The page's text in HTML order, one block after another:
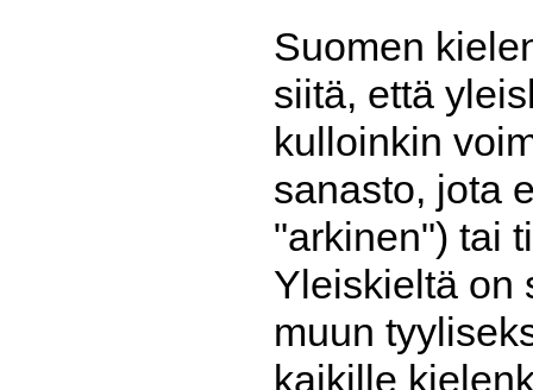
Suomen
siitä, että
kulloinkin
sanasto, jota
"arkinen") tai
Yleiskieltä on
muun
kaikille